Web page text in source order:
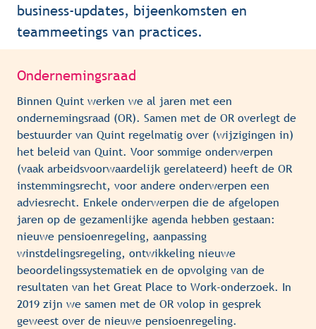
business-updates, bijeenkomsten en
teammeetings van practices.
Ondernemingsraad
Binnen Quint werken we al jaren met een
ondernemingsraad (OR). Samen met de OR overlegt de
bestuurder van Quint regelmatig over (wijzigingen in)
het beleid van Quint. Voor sommige onderwerpen
(vaak arbeidsvoorwaardelijk gerelateerd) heeft de OR
instemmingsrecht, voor andere onderwerpen een
adviesrecht. Enkele onderwerpen die de afgelopen
jaren op de gezamenlijke agenda hebben gestaan:
nieuwe pensioenregeling, aanpassing
winstdelingsregeling, ontwikkeling nieuwe
beoordelingssystematiek en de opvolging van de
resultaten van het Great Place to Work-onderzoek. In
2019 zijn we samen met de OR volop in gesprek
geweest over de nieuwe pensioenregeling.